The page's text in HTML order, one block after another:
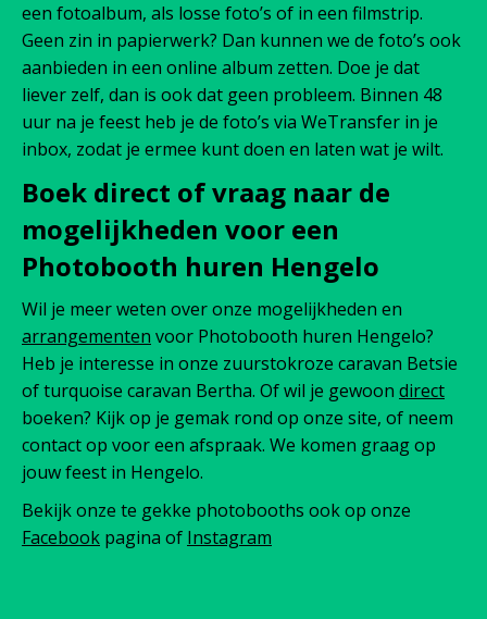
een fotoalbum, als losse foto’s of in een filmstrip.
Geen zin in papierwerk? Dan kunnen we de foto’s ook
aanbieden in een online album zetten. Doe je dat
liever zelf, dan is ook dat geen probleem. Binnen 48
uur na je feest heb je de foto’s via WeTransfer in je
inbox, zodat je ermee kunt doen en laten wat je wilt.
Boek direct of vraag naar de
mogelijkheden voor een
Photobooth huren Hengelo
Wil je meer weten over onze mogelijkheden en
arrangementen voor Photobooth huren Hengelo?
Heb je interesse in onze zuurstokroze caravan Betsie
of turquoise caravan Bertha. Of wil je gewoon direct
boeken? Kijk op je gemak rond op onze site, of neem
contact op voor een afspraak. We komen graag op
jouw feest in Hengelo.
Bekijk onze te gekke photobooths ook op onze
Facebook pagina of Instagram